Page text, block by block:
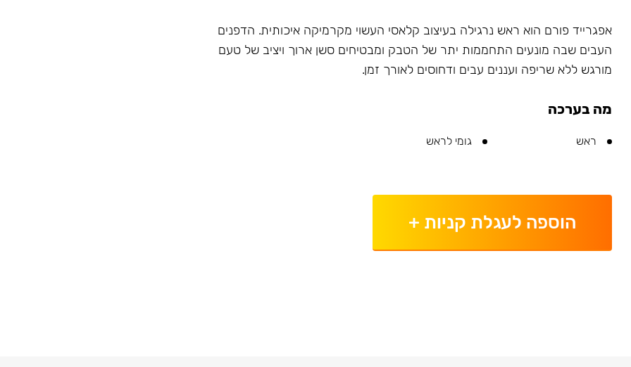
אפגרייד פורם הוא ראש נרגילה בעיצוב קלאסי העשוי מקרמיקה איכותית. הדפנים
העבים שבה מונעים התחממות יתר של הטבק ומבטיחים סשן ארוך ויציב של טעם
מורגש ללא שריפה ועננים עבים ודחוסים לאורך זמן.
מה בערכה
ראש גומי לראש
הוספה לעגלת קניות +